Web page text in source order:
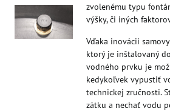
zvolenému typu
výšky, či iných
Vďaka inovácii
ktorý je inštalovaný
vodného prvku je
kedykoľvek vypustiť
technickej zručnosti.
zátku a nechať vodu